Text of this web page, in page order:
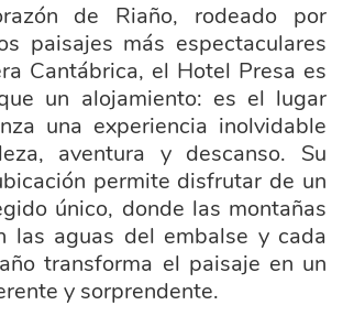
de Riaño, rodeado por
paisajes más espectaculares
Cantábrica, el Hotel Presa es
un alojamiento: es el lugar
una experiencia inolvidable
aventura y descanso. Su
permite disfrutar de un
único, donde las montañas
las aguas del embalse y cada
transforma el paisaje en un
y sorprendente.